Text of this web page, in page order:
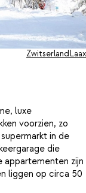
ZwitserlandLaax
luxe
voorzien, zo
in de
die
zijn
liggen op circa 50